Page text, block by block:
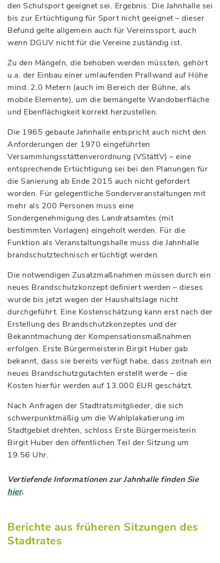
den Schulsport geeignet sei. Ergebnis: Die Jahnhalle sei
bis zur Ertüchtigung für Sport nicht geeignet – dieser
Befund gelte allgemein auch für Vereinssport, auch
wenn DGUV nicht für die Vereine zuständig ist.
Zu den Mängeln, die behoben werden müssten, gehört
u.a. der Einbau einer umlaufenden Prallwand auf Höhe
mind. 2,0 Metern (auch im Bereich der Bühne, als
mobile Elemente), um die bemängelte Wandoberfläche
und Ebenflächigkeit korrekt herzustellen.
Die 1965 gebaute Jahnhalle entspricht auch nicht den
Anforderungen der 1970 eingeführten
Versammlungsstättenverordnung (VStättV) – eine
entsprechende Ertüchtigung sei bei den Planungen für
die Sanierung ab Ende 2015 auch nicht gefordert
worden. Für gelegentliche Sonderveranstaltungen mit
mehr als 200 Personen muss eine
Sondergenehmigung des Landratsamtes (mit
bestimmten Vorlagen) eingeholt werden. Für die
Funktion als Veranstaltungshalle muss die Jahnhalle
brandschutztechnisch ertüchtigt werden.
Die notwendigen Zusatzmaßnahmen müssen durch ein
neues Brandschutzkonzept definiert werden – dieses
wurde bis jetzt wegen der Haushaltslage nicht
durchgeführt. Eine Kostenschätzung kann erst nach der
Erstellung des Brandschutzkonzeptes und der
Bekanntmachung der Kompensationsmaßnahmen
erfolgen. Erste Bürgermeisterin Birgit Huber gab
bekannt, dass sie bereits verfügt habe, dass zeitnah ein
neues Brandschutzgutachten erstellt werde – die
Kosten hierfür werden auf 13.000 EUR geschätzt.
Nach Anfragen der Stadtratsmitglieder, die sich
schwerpunktmäßig um die Wahlplakatierung im
Stadtgebiet drehten, schloss Erste Bürgermeisterin
Birgit Huber den öffentlichen Teil der Sitzung um
19.56 Uhr.
Vertiefende Informationen zur Jahnhalle finden Sie
hier.
Berichte aus früheren Sitzungen des
Stadtrates